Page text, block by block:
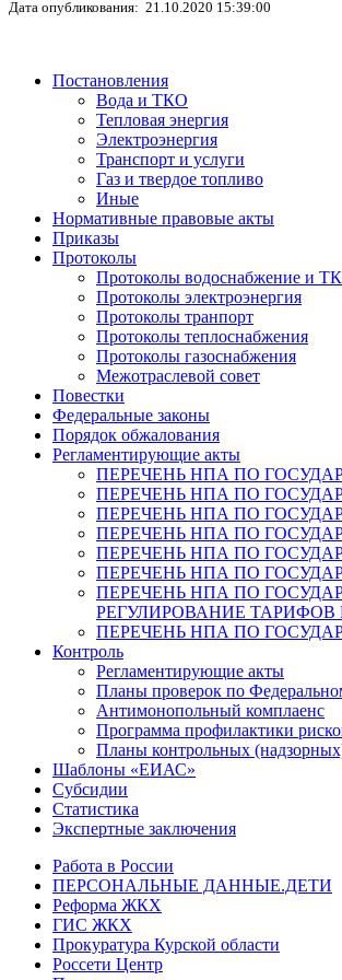
Дата опубликования: 21.10.2020 15:39:00
Постановления
Вода и ТКО
Тепловая энергия
Электроэнергия
Транспорт и услуги
Газ и твердое топливо
Иные
Нормативные правовые акты
Приказы
Протоколы
Протоколы водоснабжение и
Протоколы электроэнергия
Протоколы транпорт
Протоколы теплоснабжения
Протоколы газоснабжения
Межотраслевой совет
Повестки
Федеральные законы
Порядок обжалования
Регламентирующие акты
ПЕРЕЧЕНЬ НПА ПО
ПЕРЕЧЕНЬ НПА ПО
ПЕРЕЧЕНЬ НПА ПО
ПЕРЕЧЕНЬ НПА ПО
ПЕРЕЧЕНЬ НПА ПО
ПЕРЕЧЕНЬ НПА ПО
ПЕРЕЧЕНЬ НПА ПО
РЕГУЛИРОВАНИЕ
ПЕРЕЧЕНЬ НПА ПО
Контроль
Регламентирующие акты
Планы проверок по
Антимонопольный комплаенс
Программа профилактики
Планы контрольных
Шаблоны «ЕИАС»
Субсидии
Статистика
Экспертные заключения
Работа в России
ПЕРСОНАЛЬНЫЕ ДАННЫЕ.ДЕТИ
Реформа ЖКХ
ГИС ЖКХ
Прокуратура Курской области
Россети Центр